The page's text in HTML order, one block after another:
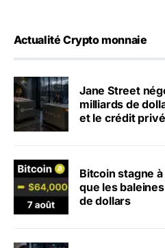
Actualité Crypto monnaie
Jane Street
milliards de
et le crédit privé
Bitcoin stagne
que les
de dollars